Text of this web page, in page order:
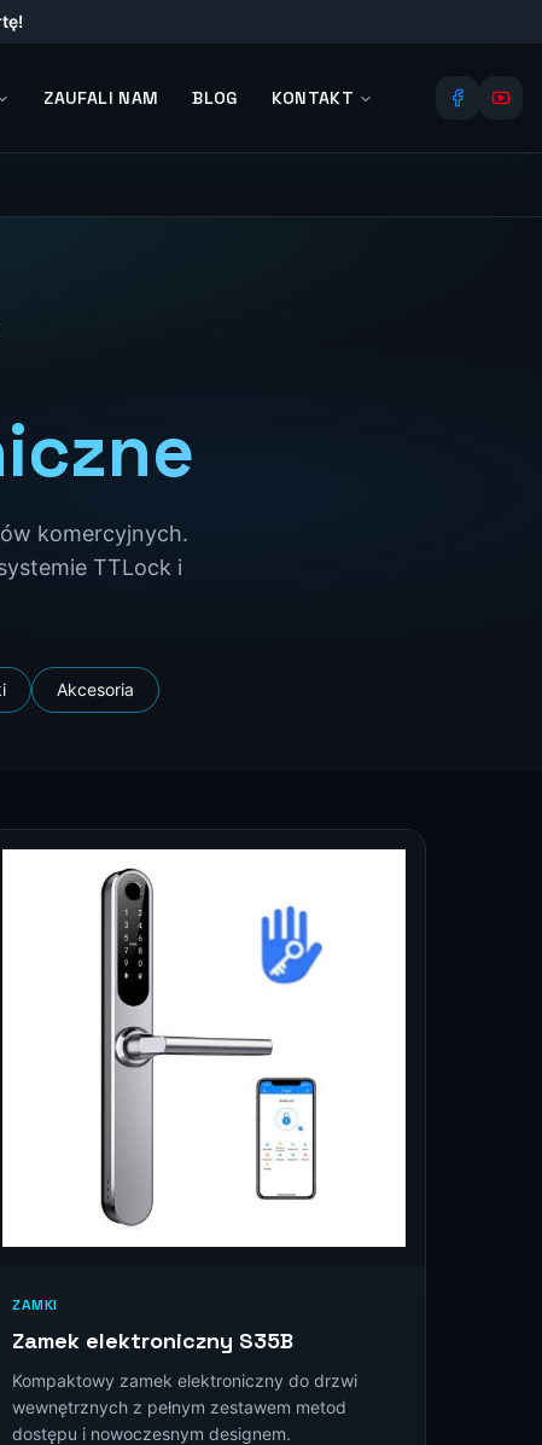
ZAUFALI NAM BLOG KONTAKT
komercyjnych.
TTLock i
Akcesoria
ZAMKI
Zamek elektroniczny S35B
Kompaktowy zamek elektroniczny do drzwi
wewnętrznych z pełnym zestawem metod
dostępu i nowoczesnym designem.